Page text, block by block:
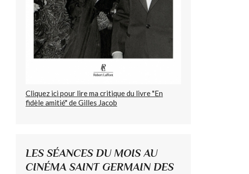
Cliquez ici pour lire ma critique du livre "En
fidèle amitié" de Gilles Jacob
LES SÉANCES DU MOIS AU
CINÉMA SAINT GERMAIN DES